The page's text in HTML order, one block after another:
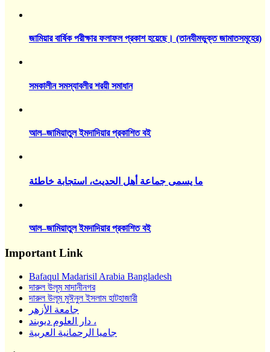
জামিয়ার বার্ষিক পরীক্ষার ফলাফল প্রকাশ হয়েছে। (তানযীমভুক্ত জামাতসমূহের)
সমকালীন সমস্যাবলীর শরয়ী সমাধান
আল–জামিয়াতুল ইমদাদিয়ার প্রকাশিত বই
ما يسمى جماعة أهل الحديث، استجابة خاطئة
আল–জামিয়াতুল ইমদাদিয়ার প্রকাশিত বই
Important Link
Bafaqul Madarisil Arabia Bangladesh
দারুল উলূম মাদানীনগর
দারুল উলূম মুঈনুল ইসলাম হাটহাজারী
جامعة الأزهر
دار العلوم ديوبند ،
جاميا الرحمانية العربية